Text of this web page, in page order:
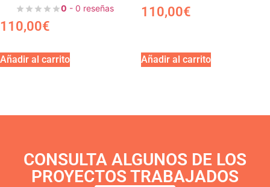
0 - 0 reseñas
110,00€
Añadir al carrito
110,00€
Añadir al carrito
CONSULTA ALGUNOS DE LOS
PROYECTOS TRABAJADOS